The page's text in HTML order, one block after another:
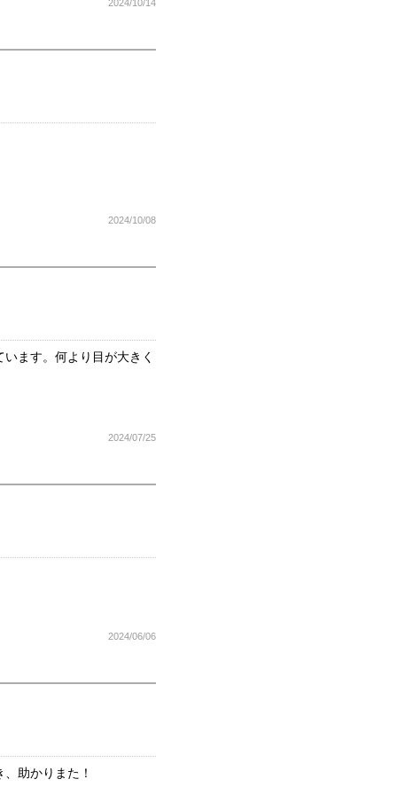
2024/10/14
2024/10/08
ます。何より目が大きく
2024/07/25
2024/06/06
助かりまた！